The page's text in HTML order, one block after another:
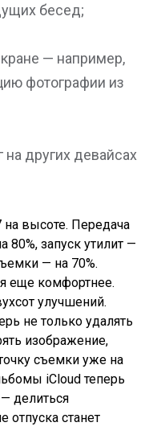
бесед;
— например,
фотографии из
других девайсах
на высоте. Передача
80%, запуск утилит —
— на 70%.
еще комфортнее.
улучшений.
не только удалять
изображение,
съемки уже на
iCloud теперь
делиться
отпуска станет